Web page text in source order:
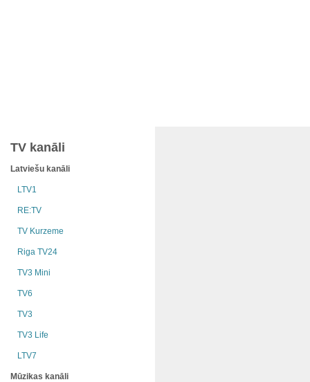
TV kanāli
Latviešu kanāli
LTV1
RE:TV
TV Kurzeme
Riga TV24
TV3 Mini
TV6
TV3
TV3 Life
LTV7
Mūzikas kanāli